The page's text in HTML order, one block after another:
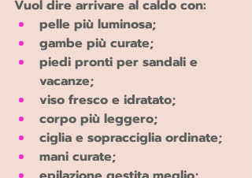
Vuol dire arrivare al caldo con:
pelle più luminosa;
gambe più curate;
piedi pronti per sandali e
vacanze;
viso fresco e idratato;
corpo più leggero;
ciglia e sopracciglia ordinate;
mani curate;